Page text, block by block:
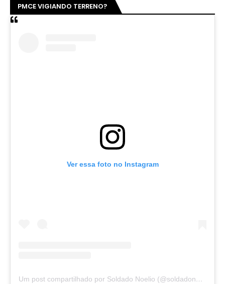
PMCE VIGIANDO TERRENO?
Ver essa foto no Instagram
Um post compartilhado por Soldado Noelio (@soldadonoelio)